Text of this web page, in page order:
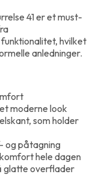
41 er et must-
hvilket
anledninger.
moderne look
som holder
og påtagning
hele dagen
glatte overflader